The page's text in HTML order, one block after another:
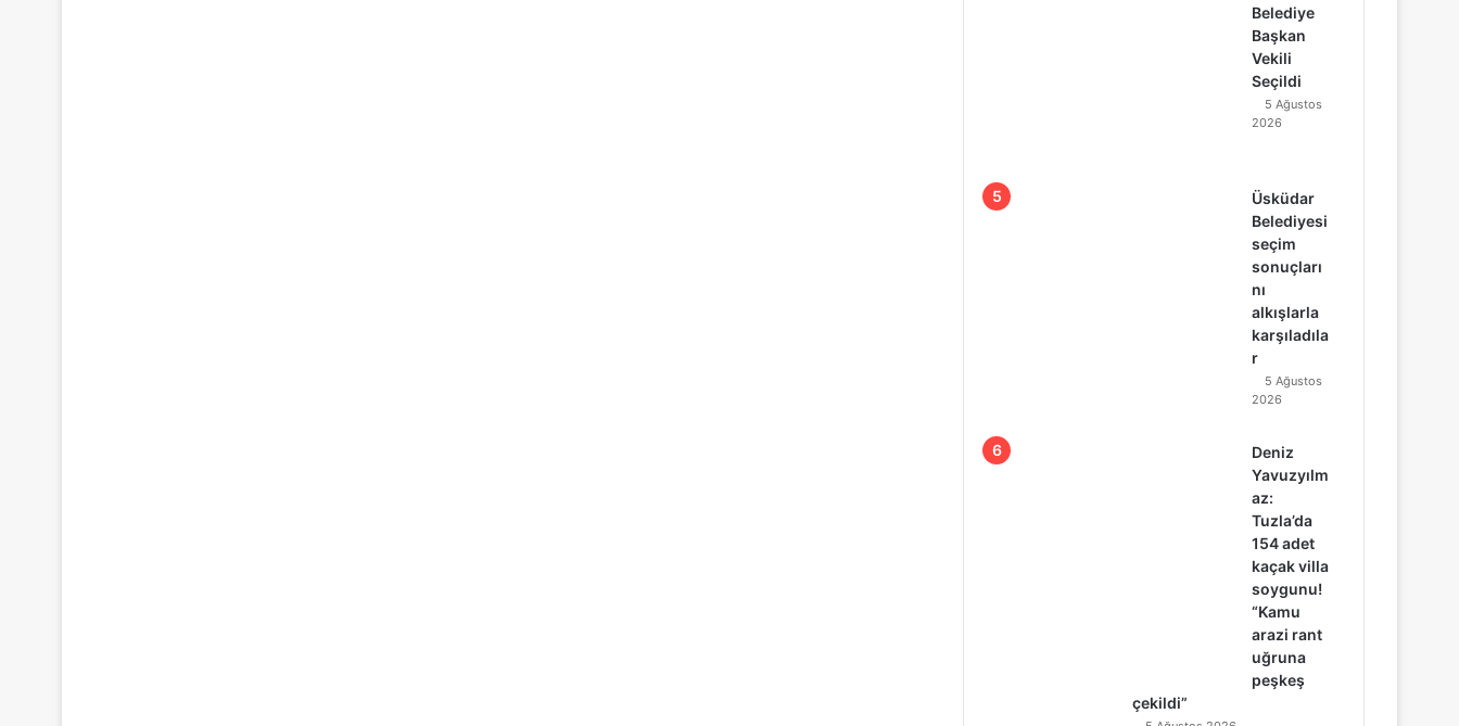
Belediye
Başkan
Vekili
Seçildi
5 Ağustos
2026
Üsküdar
Belediyesi
seçim
sonuçları
nı
alkışlarla
karşıladıla
r
5 Ağustos
2026
Deniz
Yavuzyılm
az:
Tuzla’da
154 adet
kaçak villa
soygunu!
“Kamu
arazi rant
uğruna
peşkeş
çekildi”